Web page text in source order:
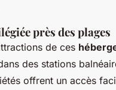
près des plages
de ces
des stations
offrent un accès